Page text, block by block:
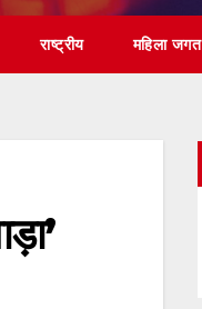
राष्ट्रीय महिला जगत